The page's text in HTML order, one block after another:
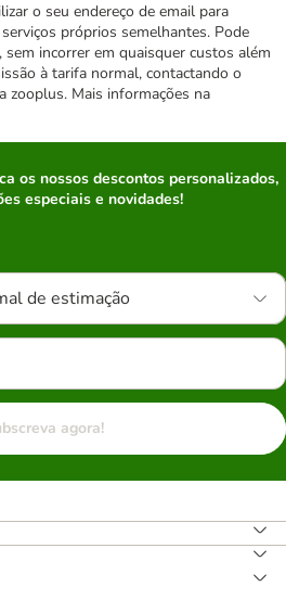
o seu endereço de email para
próprios semelhantes. Pode
incorrer em quaisquer custos além
à tarifa normal, contactando o
zooplus. Mais informações na
os nossos descontos personalizados,
especiais e novidades!
de estimação
agora!